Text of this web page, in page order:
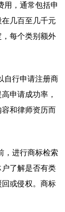
用，通常包括申
几百至几千元
每个类别额外
自行申请注册商
申请成功率，
和律师资历而
，进行商标检索
了解是否有类
或侵权。商标